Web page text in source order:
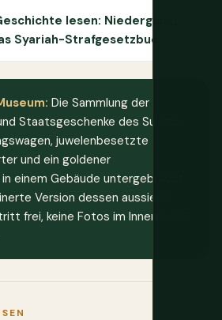
lesen: Niedergang,
Syariah-Strafgesetzbuch
Die Sammlung der
Staatsgeschenke des Sultans,
juwelenbesetzte
und ein goldener
einem Gebäude untergebracht,
Version dessen aussieht,
frei, keine Fotos im Inneren, 90